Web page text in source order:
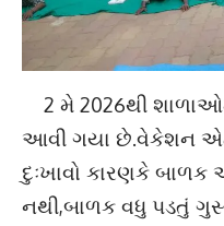
2 મે 2026થી
આવી ગયા છે.વેકેશન
દુઃખાવો કારણકે
નથી,બાળક વધુ પડતું